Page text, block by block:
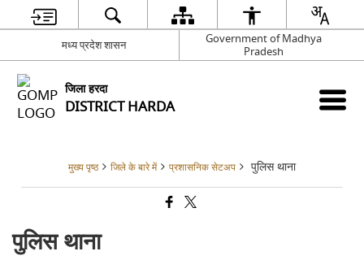
मध्य प्रदेश शासन
Government of Madhya
Pradesh
जिला हरदा
DISTRICT HARDA
मुख्य पृष्ठ जिले के बारे में प्रशासनिक सेटअप पुलिस थाना
पुलिस थाना